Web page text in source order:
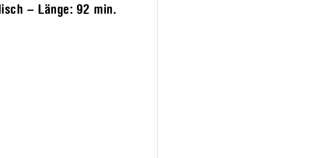
– Länge: 92 min.